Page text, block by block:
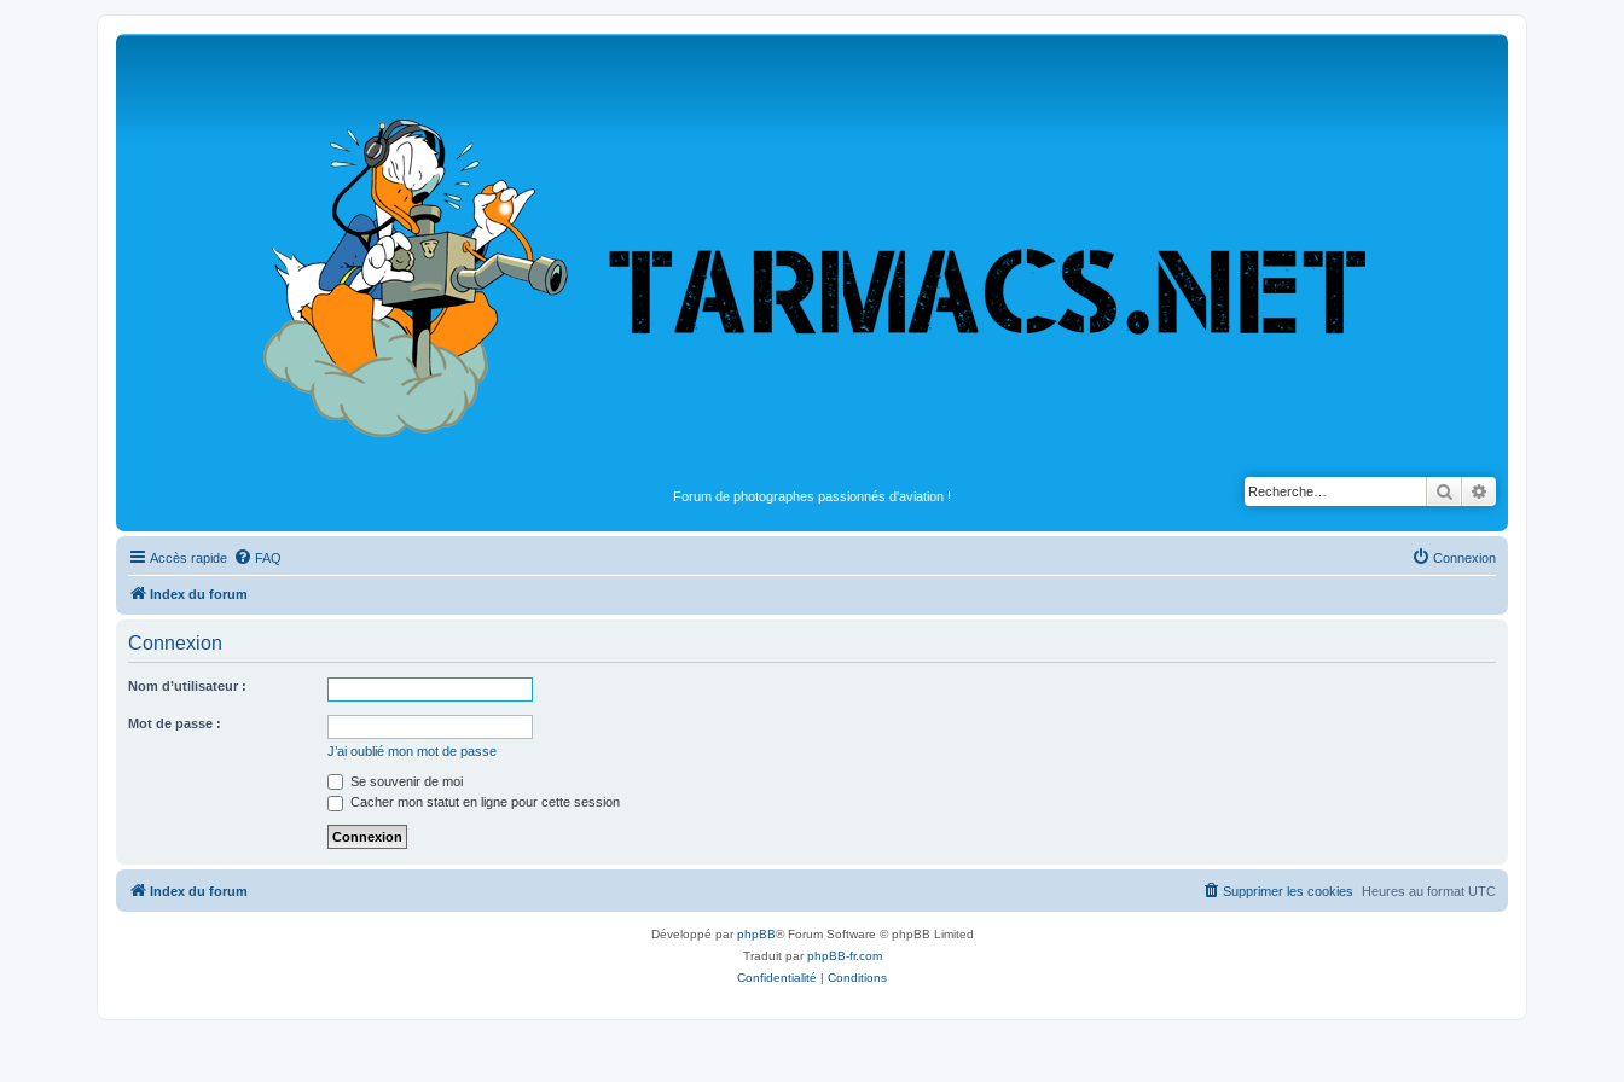
Forum de photographes passionnés d'aviation ! Rechercher
Accès rapide FAQ Connexion
Index du forum
Connexion
Nom d’utilisateur :
Mot de passe :
J’ai oublié mon mot de passe
Se souvenir de moi
Cacher mon statut en ligne pour cette session
Index du forum Heures au format UTC
Supprimer les cookies
Développé parphpBB® Forum Software © phpBB Limited
Traduit parphpBB-fr.com
Confidentialité | Conditions